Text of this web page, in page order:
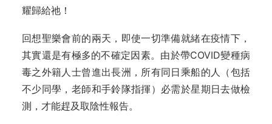
耀歸給祂！
回想聖樂會前的兩天，即使一切準備就緒在疫情下，
其實還是有極多的不確定因素。由於帶COVID變種病
毒之外籍人士曾進出長洲，所有同日乘船的人（包括
不少同學，老師和手鈴隊指揮）必需於星期日去做檢
測，才能趕及取陰性報告。